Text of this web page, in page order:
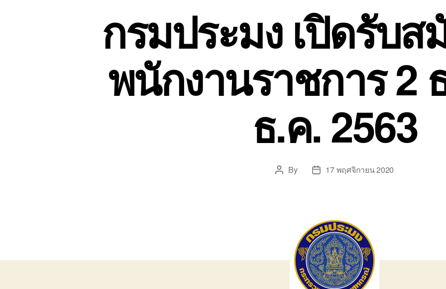
กรมประมง เปิดรับ
พนักงานราชการ 2
ธ.ค. 2563
Post
By
Post17 พฤศจิกายน 2020